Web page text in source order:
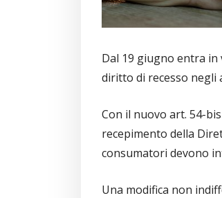
Dal 19 giugno entra in
diritto di recesso negli
Con il nuovo art. 54-
recepimento della
consumatori devono
Una modifica non